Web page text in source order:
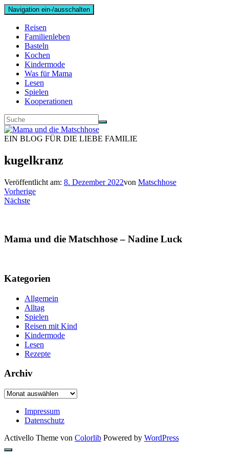
Navigation ein-/ausschalten
Reisen
Familienleben
Basteln
Kochen
Kindermode
Was für Mama
Lesen
Spielen
Kooperationen
EIN BLOG FÜR DIE LIEBE FAMILIE
kugelkranz
Veröffentlicht am: 8. Dezember 2022von Matschhose
Vorherige
Nächste
Mama und die Matschhose – Nadine Luck
Kategorien
Allgemein
Alltag
Spielen
Reisen mit Kind
Kindermode
Lesen
Rezepte
Archiv
Archiv
Impressum
Datenschutz
Activello Theme von Colorlib Powered by WordPress